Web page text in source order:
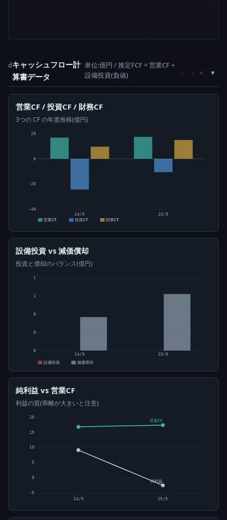
d キャッシュフロー計
算書データ
単位:億円 / 推定FCF = 営業CF +
設備投資(負値)
↑ ↓ ×
営業CF / 投資CF / 財務CF
3つの CF の年度推移(億円)
-40
-20
0
20
24/9
25/9
営業CF
投資CF 財務CF
設備投資 vs 減価償却
投資と償却のバランス(億円)
0
0
0
1
1
24/9
25/9
設備投資
減価償却
純利益 vs 営業CF
利益の質(乖離が大きいと注意)
-5
0
5
10
15
20
営業CF
純利益
24/9 25/9